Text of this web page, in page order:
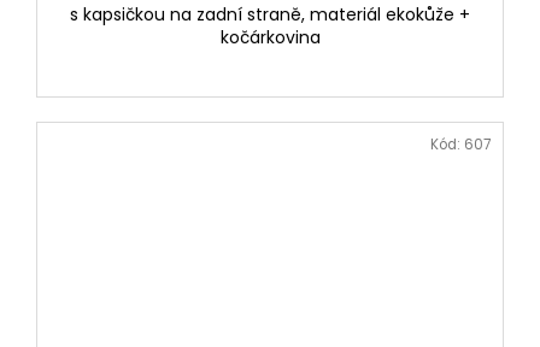
s kapsičkou na zadní straně, materiál ekokůže +
kočárkovina
Kód: 607
u